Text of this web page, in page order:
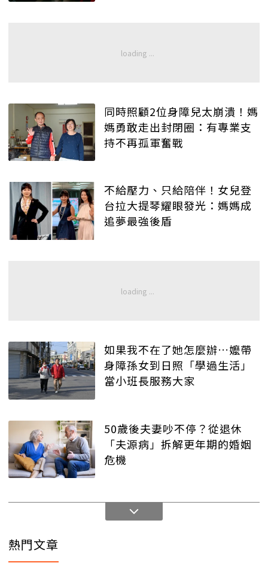
同時照顧2位身障兒太崩潰！媽
媽勇敢走出封閉圈：有專業支
持不再孤軍奮戰
不給壓力、只給陪伴！女兒登
台拉大提琴耀眼發光：媽媽成
追夢最強後盾
如果我不在了她怎麼辦…嬤帶
身障孫女到日照「學過生活」
當小班長服務大家
50歲後夫妻吵不停？從退休
「夫源病」拆解更年期的婚姻
危機
熱門文章